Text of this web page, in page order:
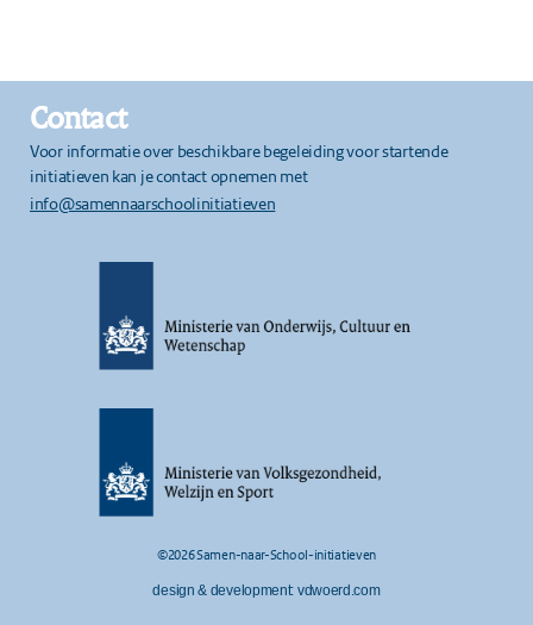
Contact
Voor informatie over beschikbare begeleiding voor startende
initiatieven kan je contact opnemen met
info@samennaarschoolinitiatieven
©2026 Samen-naar-School-initiatieven
design & development: vdwoerd.com